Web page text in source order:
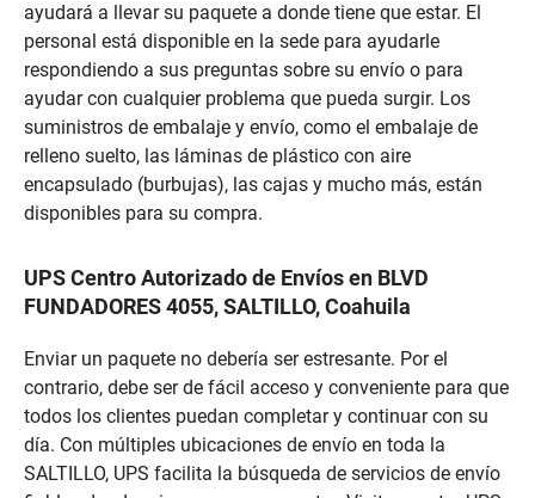
ayudará a llevar su paquete a donde tiene que estar. El
personal está disponible en la sede para ayudarle
respondiendo a sus preguntas sobre su envío o para
ayudar con cualquier problema que pueda surgir. Los
suministros de embalaje y envío, como el embalaje de
relleno suelto, las láminas de plástico con aire
encapsulado (burbujas), las cajas y mucho más, están
disponibles para su compra.
UPS Centro Autorizado de Envíos en BLVD
FUNDADORES 4055, SALTILLO, Coahuila
Enviar un paquete no debería ser estresante. Por el
contrario, debe ser de fácil acceso y conveniente para que
todos los clientes puedan completar y continuar con su
día. Con múltiples ubicaciones de envío en toda la
SALTILLO, UPS facilita la búsqueda de servicios de envío